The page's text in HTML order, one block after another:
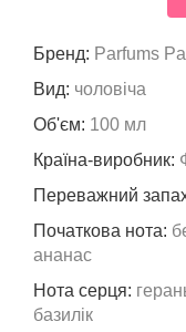
Бренд: Parfums
Вид: чоловіча
Об'єм: 100 мл
Країна-виробник:
Переважний
Початкова нота:
ананас
Нота серця:
базилік